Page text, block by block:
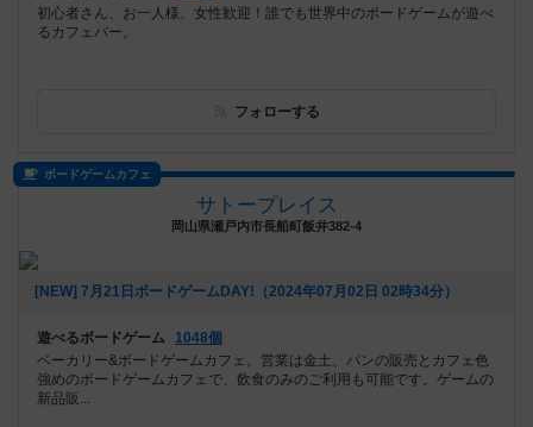
初心者さん、お一人様、女性歓迎！誰でも世界中のボードゲームが遊べ
るカフェバー。
フォローする
ボードゲームカフェ
サトープレイス
岡山県瀬戸内市長船町飯井382-4
[NEW] 7月21日ボードゲームDAY!（2024年07月02日 02時34分）
遊べるボードゲーム
1048個
ベーカリー&ボードゲームカフェ。営業は金土、パンの販売とカフェ色
強めのボードゲームカフェで、飲食のみのご利用も可能です。ゲームの
新品販...